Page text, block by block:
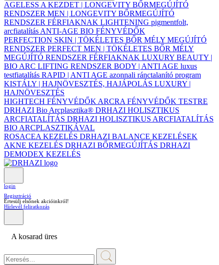
AGELESS A KEZDET | LONGEVITY BŐRMEGÚJÍTÓ
RENDSZER MEN | LONGEVITY BŐRMEGÚJÍTÓ
RENDSZER FÉRFIAKNAK LIGHTENING pigmentfolt,
arcfiatalítás ANTI-AGE BIO FÉNYVÉDŐK
PERFECTION SKIN | TÖKÉLETES BŐR MÉLY MEGÚJÍTÓ
RENDSZER PERFECT MEN | TÖKÉLETES BŐR MÉLY
MEGÚJÍTÓ RENDSZER FÉRFIAKNAK LUXURY BEAUTY |
BIO ARC LIFTING RENDSZER BODY | ANTI AGE luxus
testfiatalítás RAPID | ANTI AGE azonnali ránctalanító program
KISTÁLY | HAJNÖVESZTÉS, HAJÁPOLÁS LUXURY |
HAJNÖVESZTÉS
HIGHTECH FÉNYVÉDŐK ARCRA FÉNYVÉDŐK TESTRE
DRHAZI Bio Arcplasztika® DRHAZI HOLISZTIKUS
ARCFIATALÍTÁS DRHAZI HOLISZTIKUS ARCFIATALÍTÁS
BIO ARCPLASZTIKÁVAL
ROSACEA KEZELÉS DRHAZI BALANCE KEZELÉSEK
AKNE KEZELÉS DRHAZI BŐRMEGÚJÍTÁS DRHAZI
DEMODEX KEZELÉS
login
Regisztráció
Értesülj elsőnek akcióinkról!
Hírlevél feliratkozás
A kosarad üres